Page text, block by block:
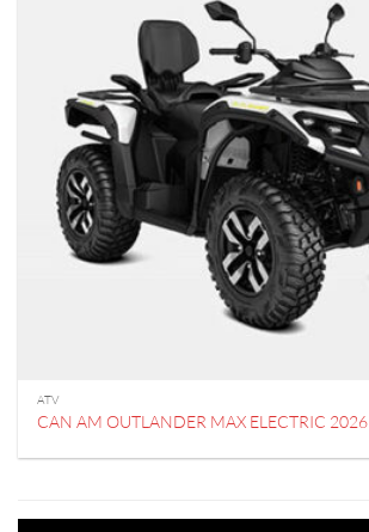
ATV
CAN AM OUTLANDER MAX ELECTRIC 2026